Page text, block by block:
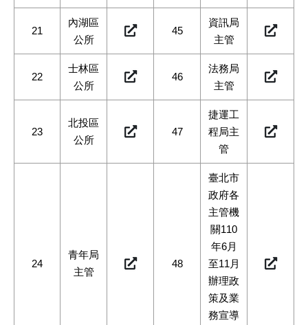
21
內湖區
公所
45
資訊局
主管
22
士林區
公所
46
法務局
主管
23
北投區
公所
47
捷運工
程局主
管
24
青年局
主管
48
臺北市
政府各
主管機
關110
年6月
至11月
辦理政
策及業
務宣導